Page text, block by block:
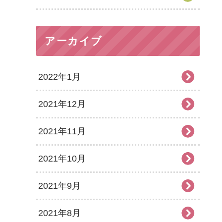
アーカイブ
2022年1月
2021年12月
2021年11月
2021年10月
2021年9月
2021年8月